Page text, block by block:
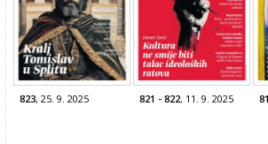
823, 25. 9. 2025 821 - 822, 11. 9. 2025